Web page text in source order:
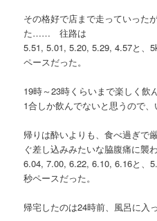
その格好で店まで走っていった
た…… 往路は
5.51, 5.01, 5.20, 5.29, 4.57と、
ペースだった。
19時～23時くらいまで楽しく
1合しか飲んでないと思うので、
帰りは酔いよりも、食べ過ぎ
ぐ差し込みみたいな脇腹痛に襲
6.04, 7.00, 6.22, 6.10, 6.16と、
秒ペースだった。
帰宅したのは24時前、風呂に入